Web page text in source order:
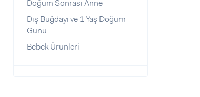
Doğum Sonrası Anne
Diş Buğdayı ve 1 Yaş Doğum
Günü
Bebek Ürünleri